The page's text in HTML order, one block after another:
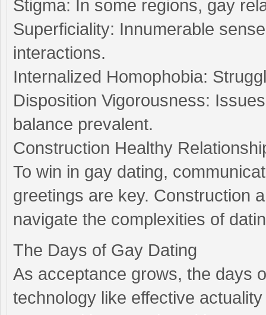
Stigma: In some regions, gay
Superficiality: Innumerable
interactions.
Internalized Homophobia:
Disposition Vigorousness:
balance prevalent.
Construction Healthy
To win in gay dating,
greetings are key. Construction
navigate the complexities of
The Days of Gay Dating
As acceptance grows, the days
technology like effective